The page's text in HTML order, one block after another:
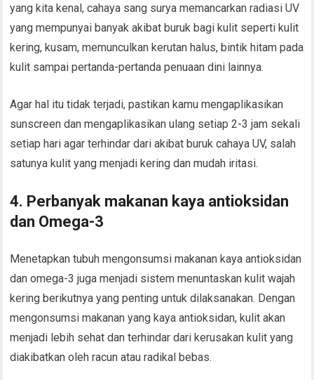
yang kita kenal, cahaya sang surya memancarkan radiasi UV
yang mempunyai banyak akibat buruk bagi kulit seperti kulit
kering, kusam, memunculkan kerutan halus, bintik hitam pada
kulit sampai pertanda-pertanda penuaan dini lainnya.
Agar hal itu tidak terjadi, pastikan kamu mengaplikasikan
sunscreen dan mengaplikasikan ulang setiap 2-3 jam sekali
setiap hari agar terhindar dari akibat buruk cahaya UV, salah
satunya kulit yang menjadi kering dan mudah iritasi.
4. Perbanyak makanan kaya antioksidan
dan Omega-3
Menetapkan tubuh mengonsumsi makanan kaya antioksidan
dan omega-3 juga menjadi sistem menuntaskan kulit wajah
kering berikutnya yang penting untuk dilaksanakan. Dengan
mengonsumsi makanan yang kaya antioksidan, kulit akan
menjadi lebih sehat dan terhindar dari kerusakan kulit yang
diakibatkan oleh racun atau radikal bebas.